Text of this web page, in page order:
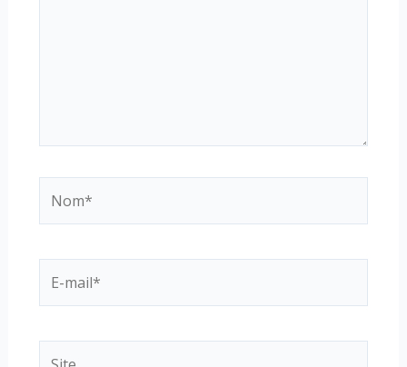
mail*